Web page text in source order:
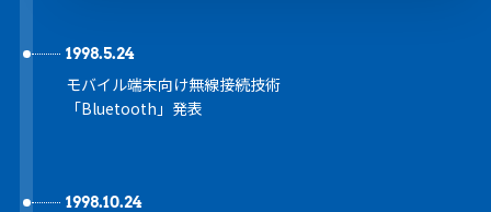
1998.5.24
モバイル端末向け無線接続技術
「Bluetooth」発表
1998.10.24